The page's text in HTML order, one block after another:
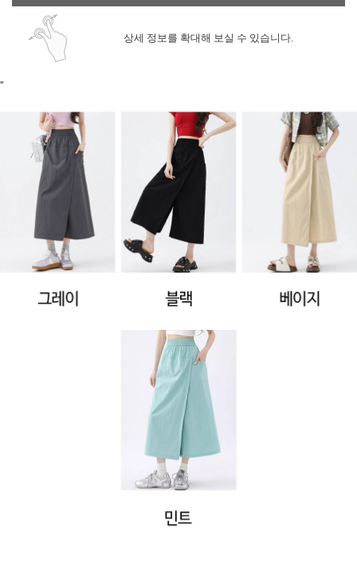
상세 정보를 확대해 보실 수 있습니다.
"